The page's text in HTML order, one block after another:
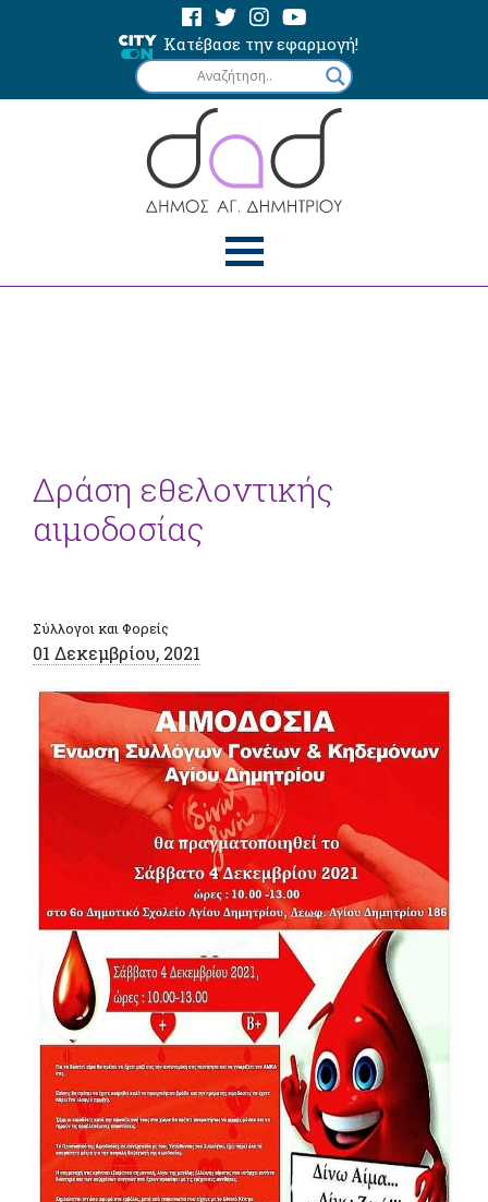
Κατέβασε την εφαρμογή!
Δράση εθελοντικής
αιμοδοσίας
Σύλλογοι και Φορείς
01 Δεκεμβρίου, 2021